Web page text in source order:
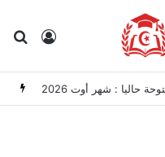
RechercherConnexion